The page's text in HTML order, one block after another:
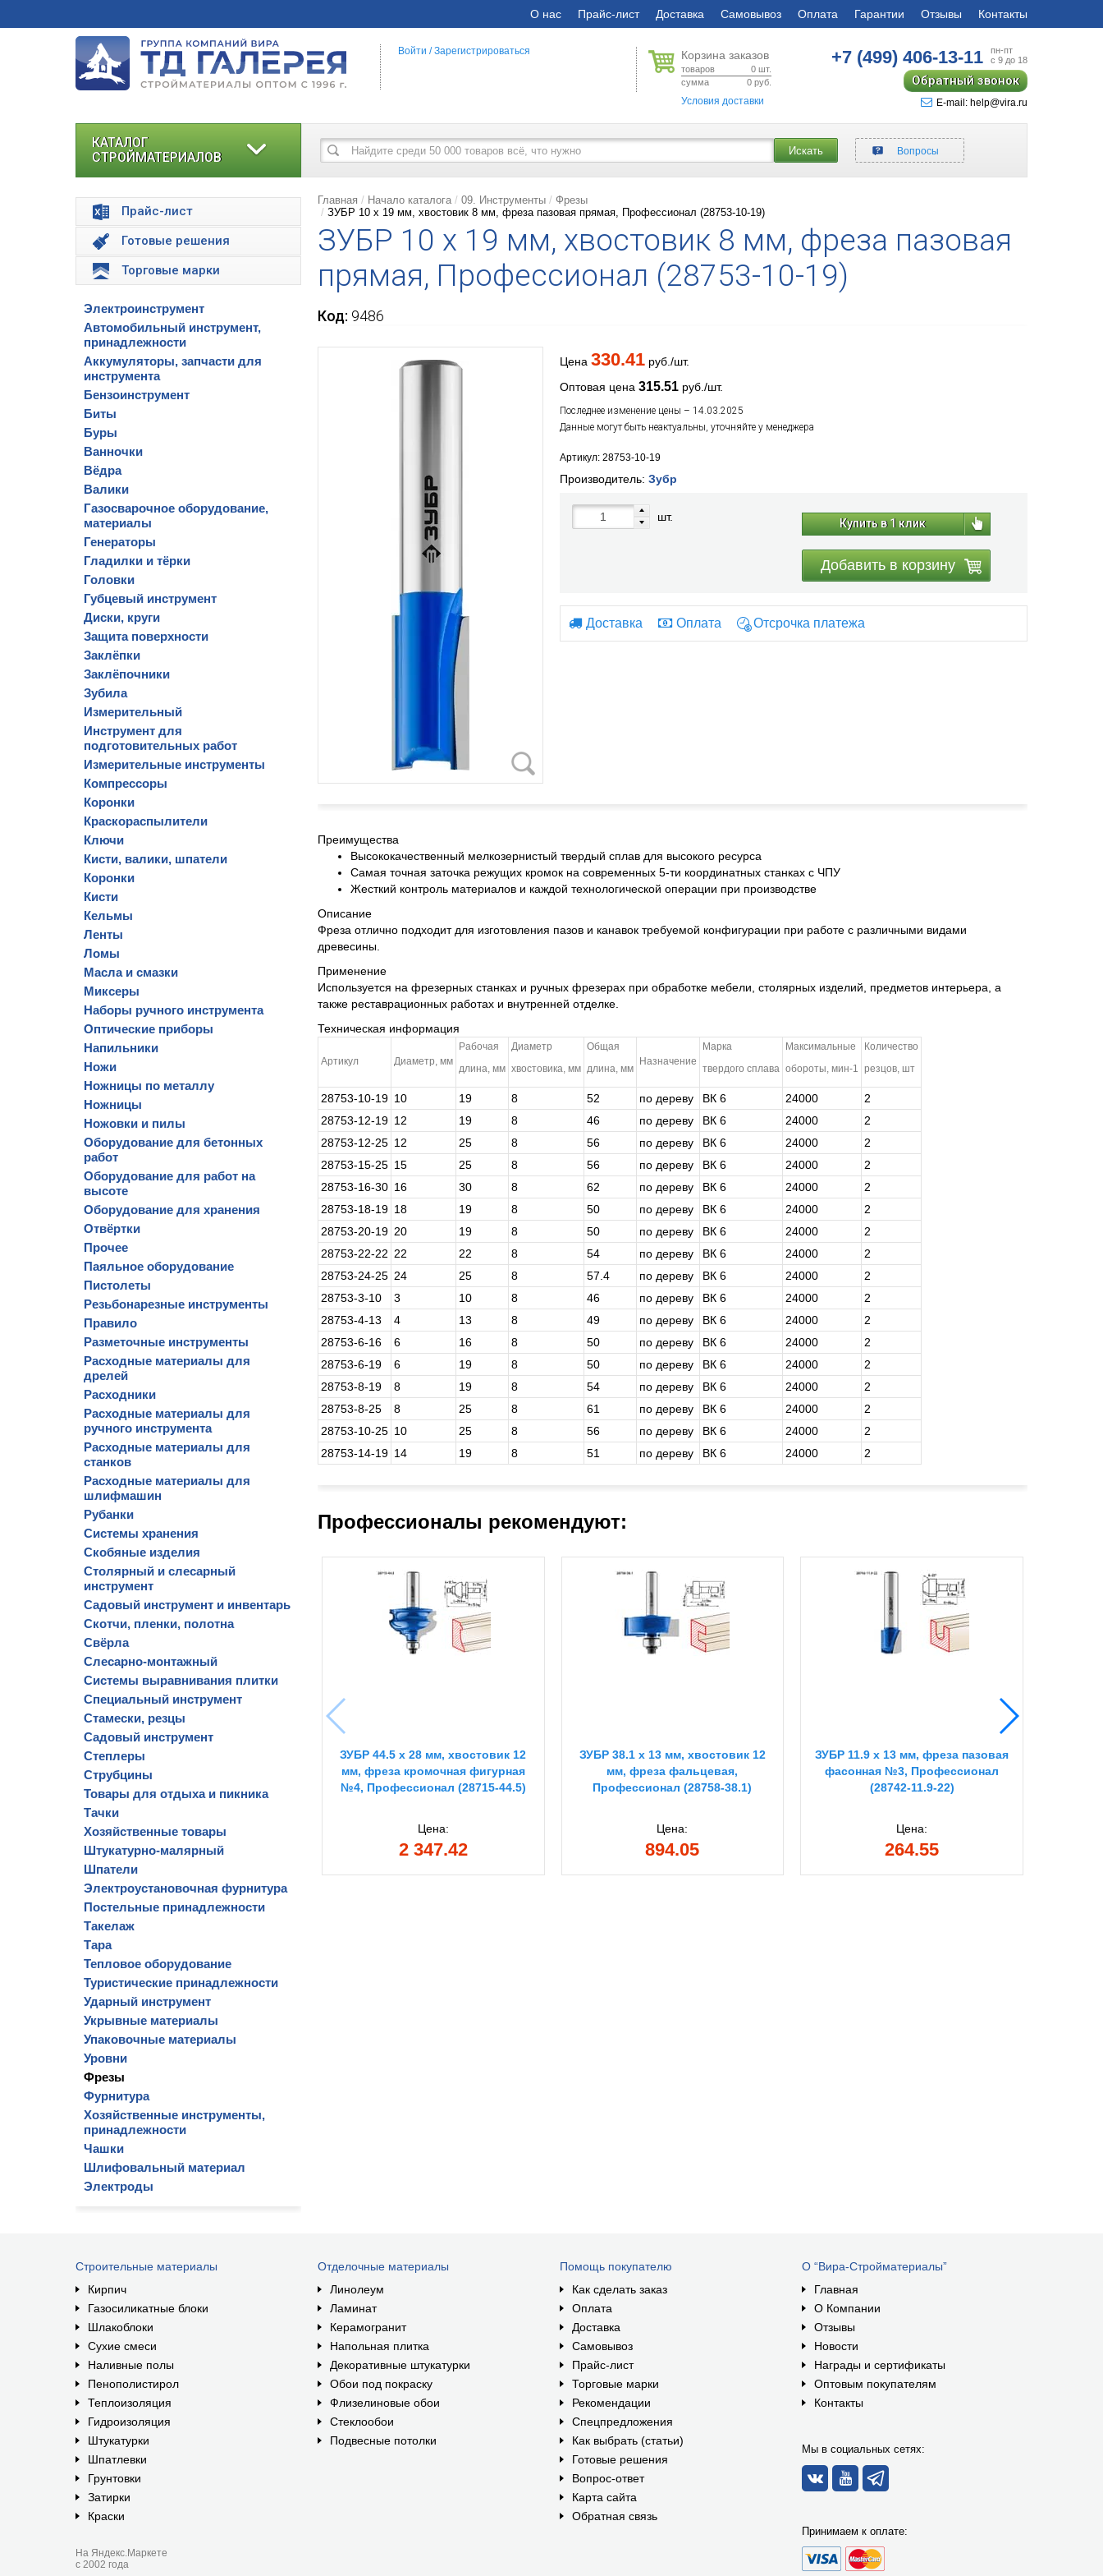
О нас Прайс-лист Доставка Самовывоз Оплата Гарантии Отзывы Контакты
Корзина заказов
товаров 0 шт.
сумма
0 руб.
Условия доставки
+7 (499)406-13-11
пн-пт
с 9 до 18
Обратный звонок
E-mail: help@vira.ru
Войти /Зарегистрироваться
КАТАЛОГ
СТРОЙМАТЕРИАЛОВ
Прайс-лист
Готовые решения
Торговые марки
Электроинструмент
Автомобильный инструмент,
принадлежности
Аккумуляторы, запчасти для
инструмента
Бензоинструмент
Биты
Буры
Ванночки
Вёдра
Валики
Газосварочное оборудование,
материалы
Генераторы
Гладилки и тёрки
Головки
Губцевый инструмент
Диски, круги
Защита поверхности
Заклёпки
Заклёпочники
Зубила
Измерительный
Инструмент для
подготовительных работ
Измерительные инструменты
Компрессоры
Коронки
Краскораспылители
Ключи
Кисти, валики, шпатели
Коронки
Кисти
Кельмы
Ленты
Ломы
Масла и смазки
Миксеры
Наборы ручного инструмента
Оптические приборы
Напильники
Ножи
Ножницы по металлу
Ножницы
Ножовки и пилы
Оборудование для бетонных
работ
Оборудование для работ на
высоте
Оборудование для хранения
Отвёртки
Прочее
Паяльное оборудование
Пистолеты
Резьбонарезные инструменты
Правило
Разметочные инструменты
Расходные материалы для
дрелей
Расходники
Расходные материалы для
ручного инструмента
Расходные материалы для
станков
Расходные материалы для
шлифмашин
Рубанки
Системы хранения
Скобяные изделия
Столярный и слесарный
инструмент
Садовый инструмент и инвентарь
Скотчи, пленки, полотна
Свёрла
Слесарно-монтажный
Системы выравнивания плитки
Специальный инструмент
Стамески, резцы
Садовый инструмент
Степлеры
Струбцины
Товары для отдыха и пикника
Тачки
Хозяйственные товары
Штукатурно-малярный
Шпатели
Электроустановочная фурнитура
Постельные принадлежности
Такелаж
Тара
Тепловое оборудование
Туристические принадлежности
Ударный инструмент
Укрывные материалы
Упаковочные материалы
Уровни
Фрезы
Фурнитура
Хозяйственные инструменты,
принадлежности
Чашки
Шлифовальный материал
Электроды
Искать Вопросы
Главная Начало каталога 09. Инструменты
Фрезы
ЗУБР 10 x 19 мм, хвостовик 8 мм, фреза пазовая прямая, Профессионал (28753-10-19)
ЗУБР 10 x 19 мм, хвостовик 8 мм, фреза пазовая
прямая, Профессионал (28753-10-19)
Код: 9486
Цена 330.41руб./шт.
Оптовая цена 315.51руб./шт.
Последнее изменение цены – 14.03.2025
Данные могут быть неактуальны, уточняйте у менеджера
Артикул: 28753-10-19
Производитель: Зубр
шт. Купить в 1 клик
Добавить в корзину
Доставка Оплата Отсрочка платежа
Преимущества
Высококачественный мелкозернистый твердый сплав для высокого ресурса
Самая точная заточка режущих кромок на современных 5-ти координатных станках с ЧПУ
Жесткий контроль материалов и каждой технологической операции при производстве
Описание
Фреза отлично подходит для изготовления пазов и канавок требуемой конфигурации при работе с различными видами
древесины.
Применение
Используется на фрезерных станках и ручных фрезерах при обработке мебели, столярных изделий, предметов интерьера, а
также реставрационных работах и внутренней отделке.
Техническая информация
Артикул Диаметр, мм
Рабочая
длина, мм
Диаметр
хвостовика, мм
Общая
длина, мм
Назначение
Марка
твердого сплава
Максимальные
обороты, мин-1
Количество
резцов, шт
28753-10-19 10 19 8 52 по дереву ВК 6 24000
2
28753-12-19 12 19 8 46 по дереву ВК 6 24000
2
28753-12-25 12 25 8 56 по дереву ВК 6 24000
2
28753-15-25 15 25 8 56 по дереву ВК 6 24000
2
28753-16-30 16 30 8 62 по дереву ВК 6 24000
2
28753-18-19 18 19 8 50 по дереву ВК 6 24000
2
28753-20-19 20 19 8 50 по дереву ВК 6 24000
2
28753-22-22 22 22 8 54 по дереву ВК 6 24000
2
28753-24-25 24 25 8 57.4 по дереву ВК 6 24000
2
28753-3-10
3 10 8 46 по дереву ВК 6 24000
2
28753-4-13
4 13 8 49 по дереву ВК 6 24000
2
28753-6-16
6 16 8 50 по дереву ВК 6 24000
2
28753-6-19
6 19 8 50 по дереву ВК 6 24000
2
28753-8-19
8 19 8 54 по дереву ВК 6 24000
2
28753-8-25
8 25 8 61 по дереву ВК 6 24000
2
28753-10-25 10 25 8 56 по дереву ВК 6 24000
2
28753-14-19 14 19 8 51 по дереву ВК 6 24000 2
Профессионалы рекомендуют:
ЗУБР 44.5 x 28 мм, хвостовик 12
мм, фреза кромочная фигурная
№4, Профессионал (28715-44.5)
Цена:
2 347.42
ЗУБР 38.1 x 13 мм, хвостовик 12
мм, фреза фальцевая,
Профессионал (28758-38.1)
Цена:
894.05
ЗУБР 11.9 x 13 мм, фреза пазовая
фасонная №3, Профессионал
(28742-11.9-22)
Цена:
264.55
Строительные материалы
Кирпич
Газосиликатные блоки
Шлакоблоки
Сухие смеси
Наливные полы
Пенополистирол
Теплоизоляция
Гидроизоляция
Штукатурки
Шпатлевки
Грунтовки
Затирки
Краски
На Яндекс.Маркете
с 2002 года
Отделочные материалы
Линолеум
Ламинат
Керамогранит
Напольная плитка
Декоративные штукатурки
Обои под покраску
Флизелиновые обои
Стеклообои
Подвесные потолки
Помощь покупателю
Как сделать заказ
Оплата
Доставка
Самовывоз
Прайс-лист
Торговые марки
Рекомендации
Спецпредложения
Как выбрать (статьи)
Готовые решения
Вопрос-ответ
Карта сайта
Обратная связь
О “Вира-Стройматериалы”
Главная
О Компании
Отзывы
Новости
Награды и сертификаты
Оптовым покупателям
Контакты
Мы в социальных сетях:
Принимаем к оплате: